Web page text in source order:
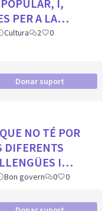
I,
PER A LA
Cultura 2
0
Donar suport
NO TÉ POR
DIFERENTS
I
Bon govern 0 0